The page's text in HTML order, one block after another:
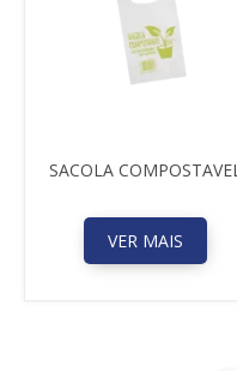
SACOLA COMPOSTAVEL
VER MAIS